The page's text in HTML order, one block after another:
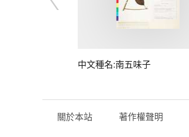
中文種名:南五味子
關於本站 著作權聲明